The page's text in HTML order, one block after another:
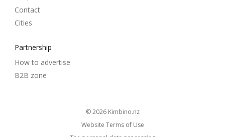
Contact
Cities
Partnership
How to advertise
B2B zone
© 2026 kimbino.nz
Website Terms of Use